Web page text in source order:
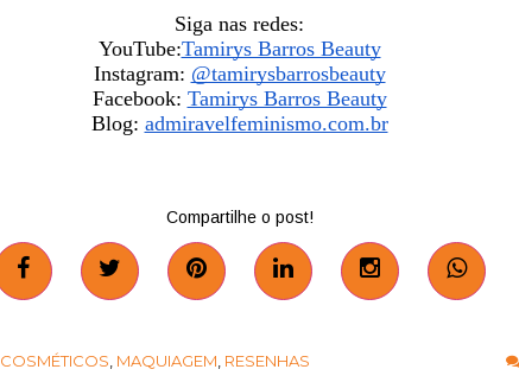
Siga nas redes:
YouTube:Tamirys Barros Beauty
Instagram: @tamirysbarrosbeauty
Facebook: Tamirys Barros Beauty
Blog: admiravelfeminismo.com.br
Compartilhe o post!
COSMÉTICOS, MAQUIAGEM, RESENHAS